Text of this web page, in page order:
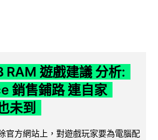
RAM 遊戲建議 分析:
銷售鋪路 連自家
未到
官方網站上，對遊戲玩家要為電腦配